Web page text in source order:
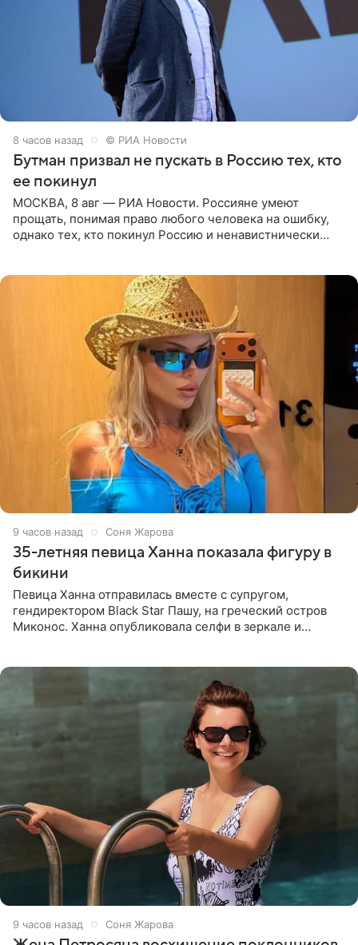
8 часов назад © РИА Новости
Бутман призвал не пускать в Россию тех, кто
ее покинул
МОСКВА, 8 авг — РИА Новости. Россияне умеют
прощать, понимая право любого человека на ошибку,
однако тех, кто покинул Россию и ненавистнически
9 часов назад Соня Жарова
35-летняя певица Ханна показала фигуру в
бикини
Певица Ханна отправилась вместе с супругом,
гендиректором Black Star Пашу, на греческий остров
Миконос. Ханна опубликовала селфи в зеркале и
9 часов назад Соня Жарова